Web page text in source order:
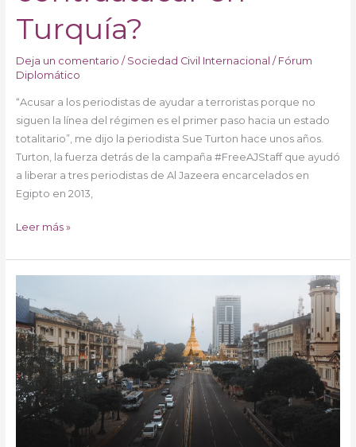
Turquía?
Deja un comentario / Sociedad Civil Internacional / Fórum
Diplomático
“Acusar a los periodistas de ayudar a terroristas porque no
siguen la línea del régimen es el primer paso hacia un estado
totalitario”, me dijo la periodista Sue Turton hace unos años.
Turton, la fuerza detrás de la campaña #FreeAJStaff que ayudó
a liberar a tres periodistas de Al Jazeera encarcelados en
Egipto en 2013,
Leer más »
se
acerca
al
punto
del
colapso
económico: